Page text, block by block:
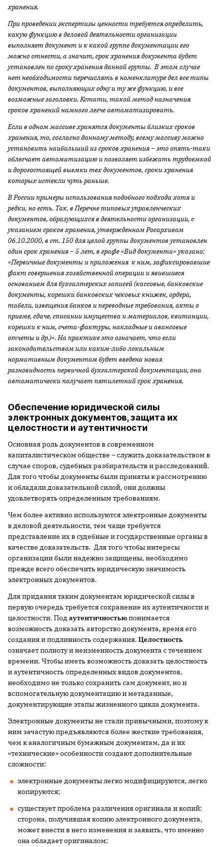
хранения.
При проведении экспертизы ценности требуется определить,
какую функцию в деловой деятельности организации
выполняет документ и к какой группе документации его
можно отнести, а значит, срок хранения документа будет
установлен по сроку хранения данной группы. В этом случае
нет необходимости перечислять в номенклатуре дел все типы
документов, выполняющих одну и ту же функцию, и все
возможные заголовки. Кстати, такой метод назначения
сроков хранений намного легче автоматизировать.
Если в одном массиве хранятся документы близких сроков
хранения, то, согласно данному методу, всему массиву можно
установить наибольший из сроков хранения – это опять-таки
облегчает автоматизацию и позволяет избежать трудоемкой
и дорогостоящей выемки тех документов, сроки хранения
которых истекли чуть раньше.
В России примеры использования подобного подхода хотя и
редки, но есть. Так, в Перечне типовых управленческих
документов, образующихся в деятельности организации, с
указанием сроков хранения, утвержденном Росархивом
06.10.2000, в ст. 150 для целой группы документов установлен
один срок хранения – 5 лет, в графе «Вид документа» указано:
«Первичные документы и приложения к ним, зафиксировавшие
факт совершения хозяйственной операции и явившиеся
основанием для бухгалтерских записей (кассовые, банковские
документы, корешки банковских чековых книжек, ордера,
табели, извещения банков и переводные требования, акты о
приеме, сдаче, списании имущества и материалов, квитанции,
корешки к ним, счета-фактуры, накладные и авансовые
отчеты и др.)». На практике это означает, что если
законодательством или каким-либо локальным
нормативным документом будет введена новая
разновидность первичной бухгалтерской документации, она
автоматически получает пятилетний срок хранения.
Обеспечение юридической силы
электронных документов, защита их
целостности и аутентичности
Основная роль документов в современном
капиталистическом обществе – служить доказательством в
случае споров, судебных разбирательств и расследований.
Для того чтобы документы были приняты к рассмотрению
и обладали доказательной силой, они должны
удовлетворять определенным требованиям.
Чем более активно используются электронные документы
в деловой деятельности, тем чаще требуется
представление их в судебные и государственные органы в
качестве доказательств. Для того чтобы интересы
организации были надежно защищены, необходимо
прежде всего обеспечить юридическую значимость
электронных документов.
Для придания таким документам юридической силы в
первую очередь требуется сохранение их аутентичности и
целостности. Под аутентичностьюпонимается
возможность доказать авторство документа, время его
создания и подлинность содержания. Целостность
означает полноту и неизменность документа с течением
времени. Чтобы иметь возможность доказать целостность
и аутентичность определенных видов документов,
необходимо не только сохранить сам документ, но и
вспомогательную документацию и метаданные,
документирующие этапы жизненного цикла документа.
Электронные документы не стали привычными, поэтому к
ним зачастую предъявляются более жесткие требования,
чем к аналогичным бумажным документам, да и их
«технические» особенности создают дополнительные
сложности:
электронные документы легко модифицируются, легко
копируются;
существует проблема различения оригинала и копий:
сторона, получившая копию электронного документа,
может внести в него изменения и заявить, что именно
она обладает оригиналом;